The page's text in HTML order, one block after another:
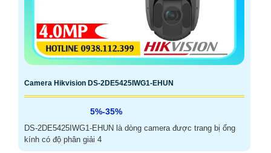
Camera Hikvision DS-2DE5425IWG1-EHUN
5%-35%
DS-2DE5425IWG1-EHUN là dòng camera được trang bị ống
kính có độ phân giải 4